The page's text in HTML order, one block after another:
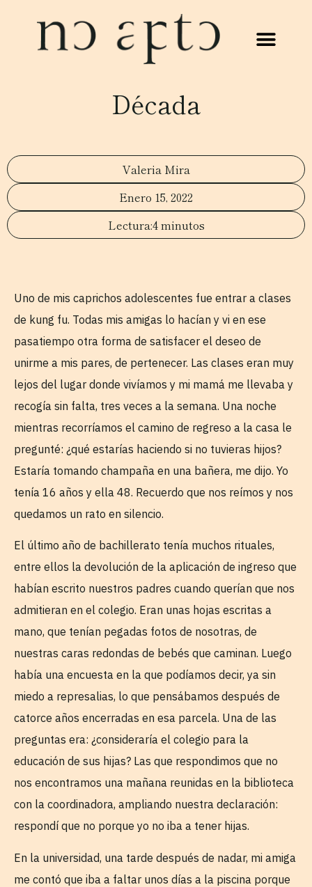
Década
Valeria Mira
Enero 15, 2022
4 minutos
Uno de mis caprichos adolescentes fue entrar a clases
de kung fu. Todas mis amigas lo hacían y vi en ese
pasatiempo otra forma de satisfacer el deseo de
unirme a mis pares, de pertenecer. Las clases eran muy
lejos del lugar donde vivíamos y mi mamá me llevaba y
recogía sin falta, tres veces a la semana. Una noche
mientras recorríamos el camino de regreso a la casa le
pregunté: ¿qué estarías haciendo si no tuvieras hijos?
Estaría tomando champaña en una bañera, me dijo. Yo
tenía 16 años y ella 48. Recuerdo que nos reímos y nos
quedamos un rato en silencio.
El último año de bachillerato tenía muchos rituales,
entre ellos la devolución de la aplicación de ingreso que
habían escrito nuestros padres cuando querían que nos
admitieran en el colegio. Eran unas hojas escritas a
mano, que tenían pegadas fotos de nosotras, de
nuestras caras redondas de bebés que caminan. Luego
había una encuesta en la que podíamos decir, ya sin
miedo a represalias, lo que pensábamos después de
catorce años encerradas en esa parcela. Una de las
preguntas era: ¿consideraría el colegio para la
educación de sus hijas? Las que respondimos que no
nos encontramos una mañana reunidas en la biblioteca
con la coordinadora, ampliando nuestra declaración:
respondí que no porque yo no iba a tener hijas.
En la universidad, una tarde después de nadar, mi amiga
me contó que iba a faltar unos días a la piscina porque